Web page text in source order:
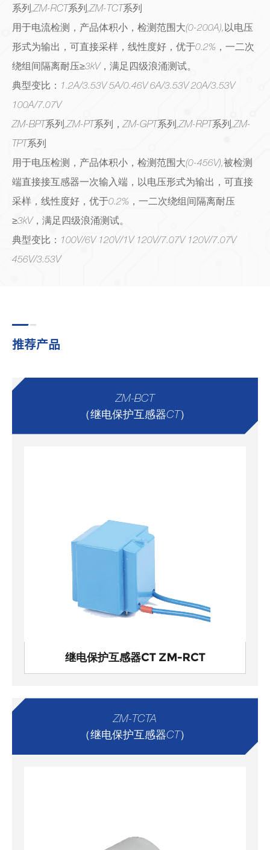
系列,ZM-RCT系列,ZM-TCT系列
用于电流检测，产品体积小，检测范围大(0-200A),以电压
形式为输出，可直接采样，线性度好，优于0.2%，一二次
绕组间隔离耐压≥3kV，满足四级浪涌测试。
典型变比：1.2A/3.53V 5A/0.46V 6A/3.53V 20A/3.53V
100A/7.07V
ZM-BPT系列,ZM-PT系列，ZM-GPT系列,ZM-RPT系列,ZM-
TPT系列
用于电压检测，产品体积小，检测范围大(0-456V),被检测
端直接接互感器一次输入端，以电压形式为输出，可直接
采样，线性度好，优于0.2%，一二次绕组间隔离耐压
≥3kV，满足四级浪涌测试。
典型变比：100V/6V 120V/1V 120V/7.07V 120V/7.07V
456V/3.53V
推荐产品
ZM-BCT
（继电保护互感器CT）
继电保护互感器CT ZM-RCT
ZM-TCTA
（继电保护互感器CT）